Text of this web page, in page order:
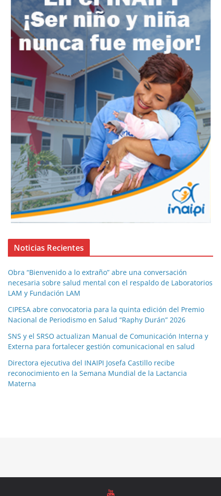
Noticias Recientes
Obra “Bienvenido a lo extraño” abre una conversación
necesaria sobre salud mental con el respaldo de Laboratorios
LAM y Fundación LAM
CIPESA abre convocatoria para la quinta edición del Premio
Nacional de Periodismo en Salud “Raphy Durán” 2026
SNS y el SRSO actualizan Manual de Comunicación Interna y
Externa para fortalecer gestión comunicacional en salud
Directora ejecutiva del INAIPI Josefa Castillo recibe
reconocimiento en la Semana Mundial de la Lactancia
Materna